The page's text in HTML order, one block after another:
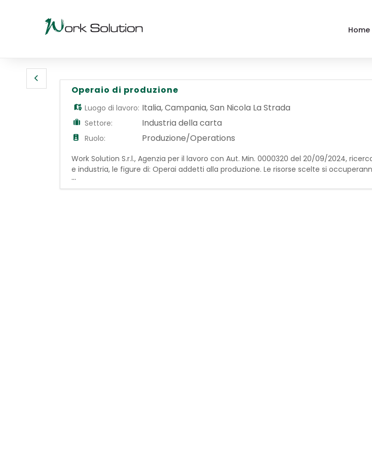
Home
Operaio di produzione
Luogo di lavoro: Italia,Campania,San Nicola La Strada
Settore: Industria della carta
Ruolo: Produzione/Operations
Work Solution S.r.l., Agenzia per il lavoro con Aut. Min. 0000320 del 20/09/2024,
e industria, le figure di: Operai addetti alla produzione. Le risorse scelte si
monouso per impieghi igienici e alimentari. Requisiti richiesti: - Esperienz
...